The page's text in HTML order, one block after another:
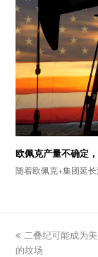
欧佩克产量不确定
随着欧佩克+集团延
previous
post:
二叠纪可能成为
的坟场